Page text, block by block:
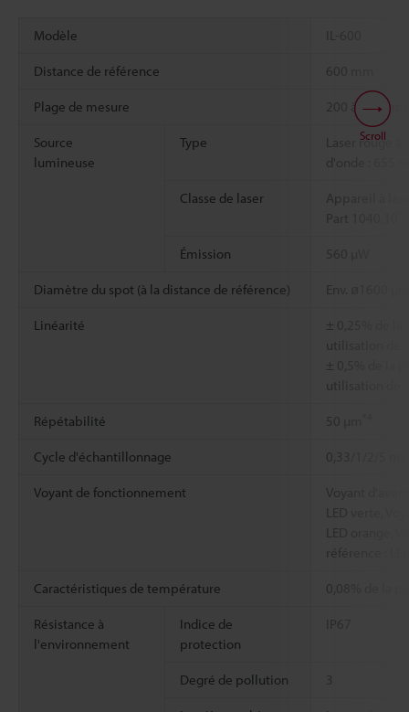
Modèle
Distance de référence 600 mm
Plage de mesure 200 à 1000
Source
lumineuse
Type
Laser rouge
d'onde : 655
Classe de laser
Appareil à
Part 1040.10
Émission 560 µW
Diamètre du spot (à la distance de référence) Env. ø1600 µm
Linéarité
± 0,25% de
utilisation de
± 0,5% de la
utilisation de
Répétabilité 50 µm
Cycle d'échantillonnage 0,33/1/2/5
Voyant de fonctionnement
Voyant
référence :
Caractéristiques de température 0,08% de la
Résistance à
l'environnement
Indice de
protection
IP67
Degré de pollution 3
Scroll